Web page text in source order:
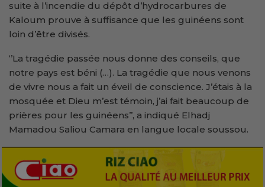
suite à l’incendie du dépôt d’hydrocarbures de
Kaloum prouve à suffisance que les guinéens sont
loin d’être divisés.
‘’La tragédie passée nous donne des conseils, que
notre pays est béni (…). La tragédie que nous venons
de vivre nous a fait un éveil de conscience. J’étais à la
mosquée et Dieu m’est témoin, j’ai fait beaucoup de
prières pour les guinéens’’, a indiqué Elhadj
Mamadou Saliou Camara en langue locale soussou.